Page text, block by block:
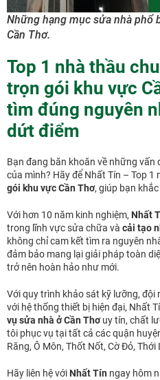
Những hạng mục sửa nhà phổ
Cần Thơ.
Top 1 nhà thầu
trọn gói khu vực
tìm đúng nguyên
dứt điểm
Bạn đang băn khoăn về những
của mình? Hãy để Nhất Tín – Top 1
gói khu vực Cần Thơ, giúp bạn
Với hơn 10 năm kinh nghiệm, Nhất
trong lĩnh vực sửa chữa và cải tạo
không chỉ cam kết tìm ra nguyên
đảm bảo mang lại giải pháp toàn
trở nên hoàn hảo như mới.
Với quy trình khảo sát kỹ lưỡng, đội
với hệ thống thiết bị hiện đại, Nhất
vụ sửa nhà ở Cần Thơuy tín, chất
tôi phục vụ tại tất cả các quận
Răng, Ô Môn, Thốt Nốt, Cờ Đỏ,
Hãy liên hệ với Nhất Tín ngay hôm